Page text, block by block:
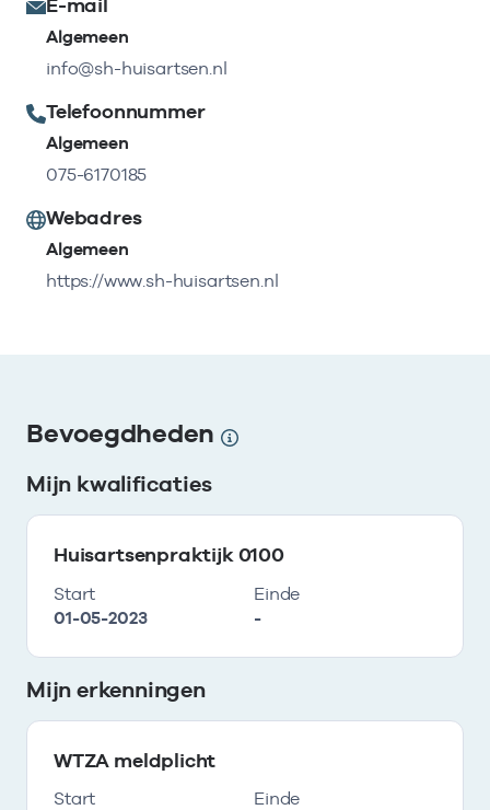
E-mail
Algemeen
info@sh-huisartsen.nl
Telefoonnummer
Algemeen
075-6170185
Webadres
Algemeen
https://www.sh-huisartsen.nl
Bevoegdheden
Mijn kwalificaties
Huisartsenpraktijk 0100
Start
01-05-2023
Einde
-
Mijn erkenningen
WTZA meldplicht
Start
Einde